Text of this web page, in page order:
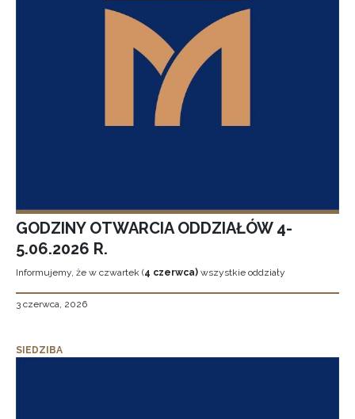
GODZINY OTWARCIA ODDZIAŁÓW 4-
5.06.2026 R.
Informujemy, że w czwartek (4 czerwca) wszystkie oddziały
3 czerwca, 2026
SIEDZIBA